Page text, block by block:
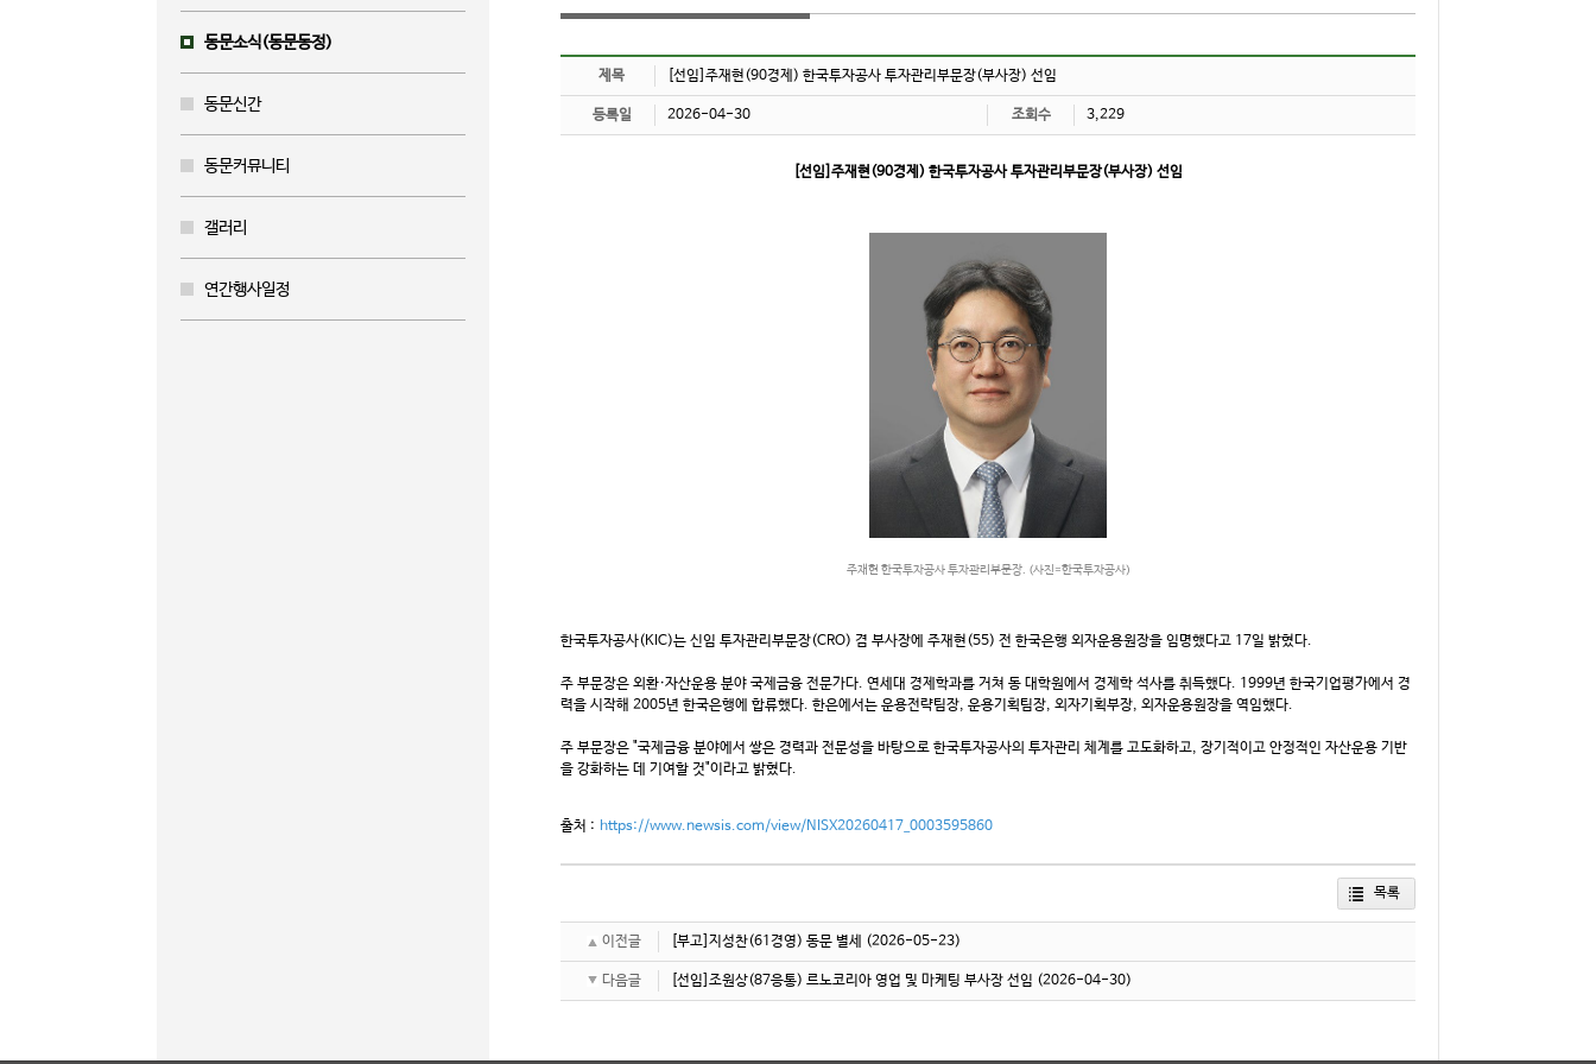
동문소식(동문동정)
동문신간
동문커뮤니티
갤러리
연간행사일정
제목 [선임]주재현(90경제) 한국투자공사 투자관리부문장(부사장) 선임
등록일 2026-04-30 조회수 3,229
[선임]주재현(90경제) 한국투자공사 투자관리부문장(부사장) 선임
주재현 한국투자공사 투자관리부문장. (사진=한국투자공사)
한국투자공사(KIC)는 신임 투자관리부문장(CRO) 겸 부사장에 주재현(55) 전 한국은행 외자운용원장을 임명했다고 17일 밝혔다.
주 부문장은 외환·자산운용 분야 국제금융 전문가다. 연세대 경제학과를 거쳐 동 대학원에서 경제학 석사를 취득했다. 1999년 한국기업평가에서 경
력을 시작해 2005년 한국은행에 합류했다. 한은에서는 운용전략팀장, 운용기획팀장, 외자기획부장, 외자운용원장을 역임했다.
주 부문장은 "국제금융 분야에서 쌓은 경력과 전문성을 바탕으로 한국투자공사의 투자관리 체계를 고도화하고, 장기적이고 안정적인 자산운용 기반
을 강화하는 데 기여할 것"이라고 밝혔다.
출처 : https://www.newsis.com/view/NISX20260417_0003595860
목록
이전글 [부고]지성찬(61경영) 동문 별세 (2026-05-23)
다음글 [선임]조원상(87응통) 르노코리아 영업 및 마케팅 부사장 선임 (2026-04-30)